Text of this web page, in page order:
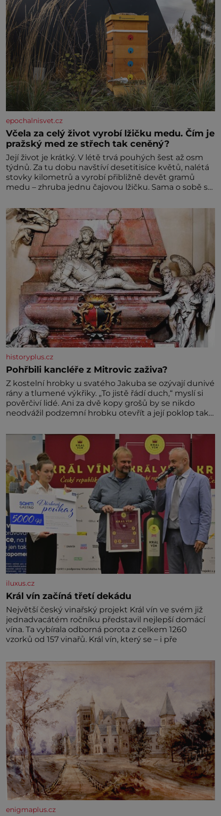
epochalnisvet.cz
Včela za celý život vyrobí lžičku medu. Čím je
pražský med ze střech tak ceněný?
Její život je krátký. V létě trvá pouhých šest až osm
týdnů. Za tu dobu navštíví desetitisíce květů, nalétá
stovky kilometrů a vyrobí přibližně devět gramů
medu – zhruba jednu čajovou lžičku. Sama o sobě se
dalšími desítkami tisíc příslušnic svého včelstva,
vznikne jeden z nejdokonalejších organismů
historyplus.cz
Pohřbili kancléře z Mitrovic zaživa?
Z kostelní hrobky u svatého Jakuba se ozývají dunivé
rány a tlumené výkřiky. „To jistě řádí duch,“ myslí si
pověrčiví lidé. Ani za dvě kopy grošů by se nikdo
neodvážil podzemní hrobku otevřít a její poklop tak
divné burácení skutečně ustane. Když o mnoho let
později hrobku
iluxus.cz
Král vín začíná třetí dekádu
Největší český vinařský projekt Král vín ve svém již
jednadvacátém ročníku představil nejlepší domácí
vína. Ta vybírala odborná porota z celkem 1260
vzorků od 157 vinařů. Král vín, který se – i pře
enigmaplus.cz